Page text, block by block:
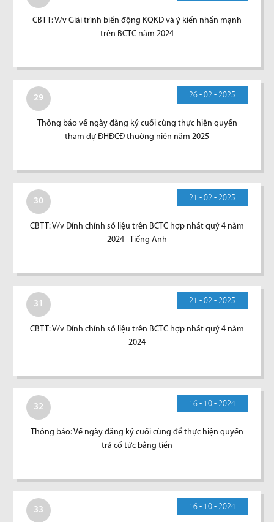
CBTT: V/v Giải trình biến động KQKD và ý kiến nhấn mạnh
trên BCTC năm 2024
29 26 - 02 - 2025
Thông báo về ngày đăng ký cuối cùng thực hiện quyền
tham dự ĐHĐCĐ thường niên năm 2025
30 21 - 02 - 2025
CBTT: V/v Đính chính số liệu trên BCTC hợp nhất quý 4 năm
2024 - Tiếng Anh
31 21 - 02 - 2025
CBTT: V/v Đính chính số liệu trên BCTC hợp nhất quý 4 năm
2024
32 16 - 10 - 2024
Thông báo: Về ngày đăng ký cuối cùng để thực hiện quyền
trả cổ tức bằng tiền
33 16 - 10 - 2024